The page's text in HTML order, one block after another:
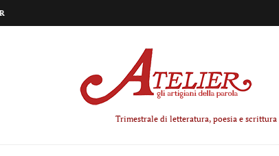
Trimestrale di letteratura, poesia e scrittura